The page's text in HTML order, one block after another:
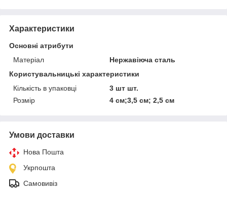
Характеристики
Основні атрибути
Матеріал
Нержавіюча сталь
Користувальницькі характеристики
Кількість в упаковці
3 шт шт.
Розмір
4 см;3,5 см; 2,5 см
Умови доставки
Нова Пошта
Укрпошта
Самовивіз